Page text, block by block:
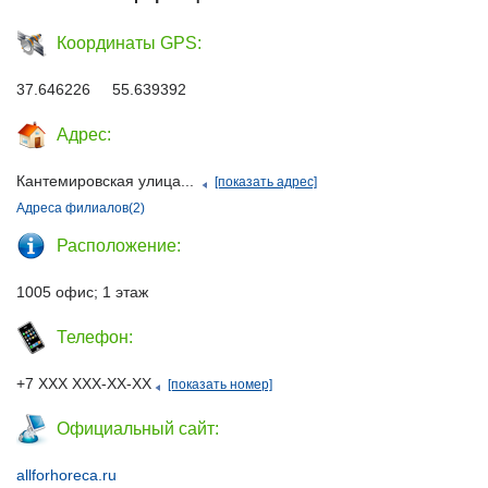
Координаты GPS:
37.646226 55.639392
Адрес:
Кантемировская улица...
[показать адрес]
Адреса филиалов(2)
Расположение:
1005 офис; 1 этаж
Телефон:
+7 ХХХ ХХХ-ХХ-ХХ [показать номер]
Официальный сайт:
allforhoreca.ru